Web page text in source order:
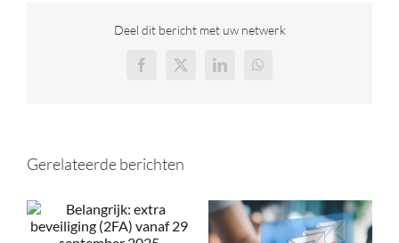
Deel dit bericht met uw netwerk
Facebook
X LinkedInWhatsApp
Gerelateerde berichten